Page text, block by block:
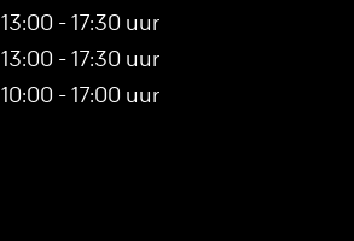
13:00 - 17:30 uur
13:00 - 17:30 uur
10:00 - 17:00 uur